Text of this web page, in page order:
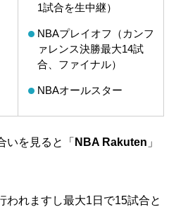
1試合を⽣中継）
NBAプレイオフ（カンフ
ァレンス決勝最⼤14試
合、ファイナル）
NBAオールスター
いを見ると「 NBA Rakuten 」
われますし最大1日で15試合と